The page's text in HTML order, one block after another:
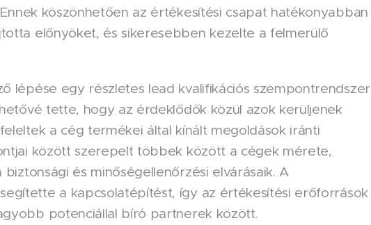
köszönhetően az értékesítési csapat hatékonyabban
előnyöket, és sikeresebben kezelte a felmerülő
lépése egy részletes lead kvalifikációs szempontrendszer
tette, hogy az érdeklődők közül azok kerüljenek
a cég termékei által kínált megoldások iránti
között szerepelt többek között a cégek mérete,
és minőségellenőrzési elvárásaik. A
a kapcsolatépítést, így az értékesítési erőforrások
potenciállal bíró partnerek között.